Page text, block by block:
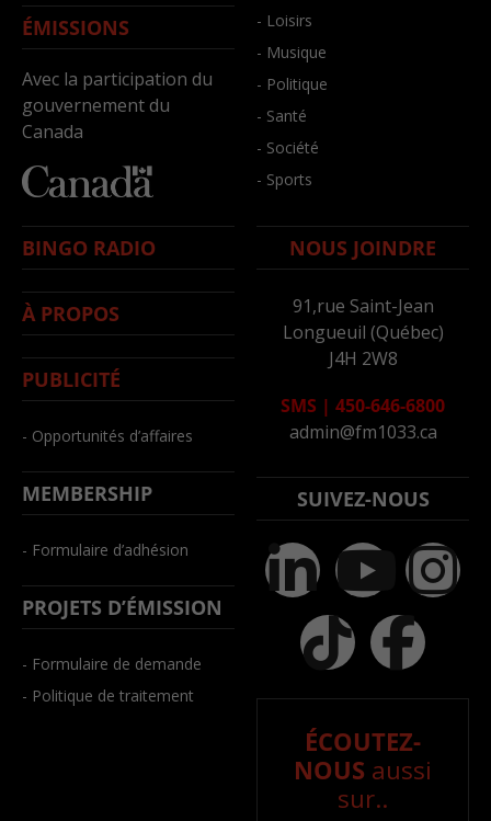
ÉMISSIONS
Avec la participation du
gouvernement du
Canada
- Loisirs
- Musique
- Politique
- Santé
- Société
- Sports
BINGO RADIO
À PROPOS
PUBLICITÉ
- Opportunités d’affaires
MEMBERSHIP
- Formulaire d’adhésion
PROJETS D’ÉMISSION
- Formulaire de demande
- Politique de traitement
NOUS JOINDRE
91,rue Saint-Jean
Longueuil (Québec)
J4H 2W8
SMS | 450-646-6800
admin@fm1033.ca
SUIVEZ-NOUS
ÉCOUTEZ-
NOUS aussi
sur..